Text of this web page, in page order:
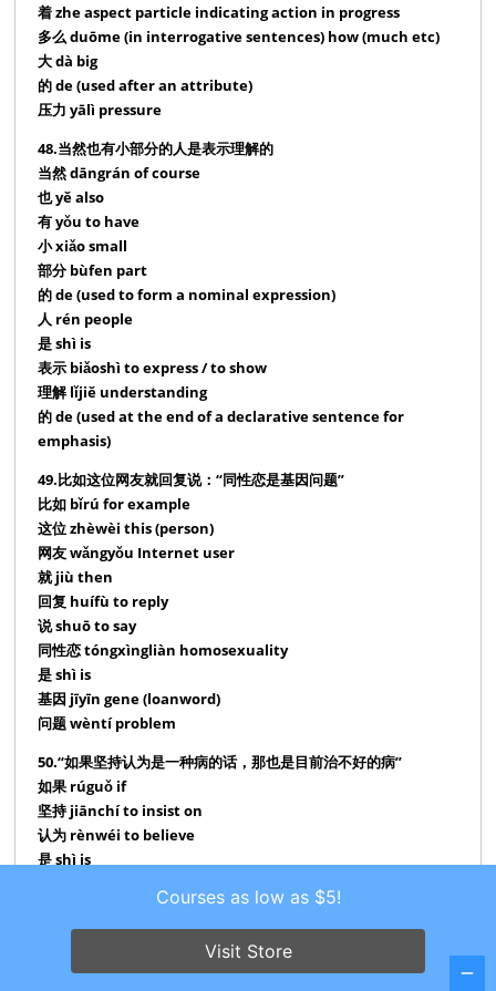
着 zhe aspect particle indicating action in progress
多么 duōme (in interrogative sentences) how (much etc)
大 dà big
的 de (used after an attribute)
压力 yālì pressure
48.当然也有小部分的人是表示理解的
当然 dāngrán of course
也 yě also
有 yǒu to have
小 xiǎo small
部分 bùfen part
的 de (used to form a nominal expression)
人 rén people
是 shì is
表示 biǎoshì to express / to show
理解 lǐjiě understanding
的 de (used at the end of a declarative sentence for
emphasis)
49.比如这位网友就回复说：“同性恋是基因问题”
比如 bǐrú for example
这位 zhèwèi this (person)
网友 wǎngyǒu Internet user
就 jiù then
回复 huífù to reply
说 shuō to say
同性恋 tóngxìngliàn homosexuality
是 shì is
基因 jīyīn gene (loanword)
问题 wèntí problem
50.“如果坚持认为是一种病的话，那也是目前治不好的病”
如果 rúguǒ if
坚持 jiānchí to insist on
认为 rènwéi to believe
是 shì is
的话 dehuà if (coming after a conditional clause)
那 nà then (in that case)
Courses as low as $5!
Visit Store